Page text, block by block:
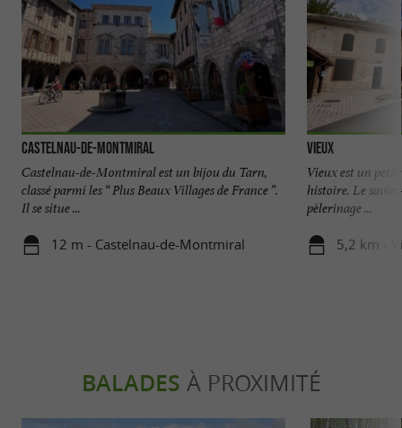
Castelnau-de-Montmiral
Castelnau-de-Montmiral est un bijou du Tarn,
classé parmi les “ Plus Beaux Villages de France ”.
Il se situe ...
12 m - Castelnau-de-Montmiral
Vieux
Vieux est un
histoire. Le
pèlerinage ...
5,2 km -
BALADES À PROXIMITÉ